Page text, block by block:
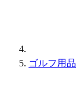
ゴルフ用品